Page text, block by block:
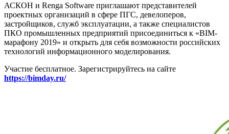
АСКОН и Renga Software приглашают представителей
проектных организаций в сфере ПГС, девелоперов,
застройщиков, служб эксплуатации, а также специалистов
ПКО промышленных предприятий присоединиться к «BIM-
марафону 2019» и открыть для себя возможности российских
технологий информационного моделирования.
Участие бесплатное. Зарегистрируйтесь на сайте
https://bimday.ru/